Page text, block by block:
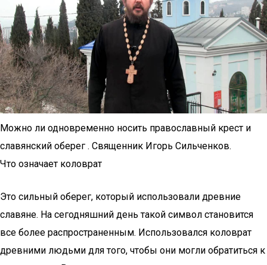
Можно ли одновременно носить православный крест и
славянский оберег . Священник Игорь Сильченков.
Что означает коловрат
Это сильный оберег, который использовали древние
славяне. На сегодняшний день такой символ становится
все более распространенным. Использовался коловрат
древними людьми для того, чтобы они могли обратиться к